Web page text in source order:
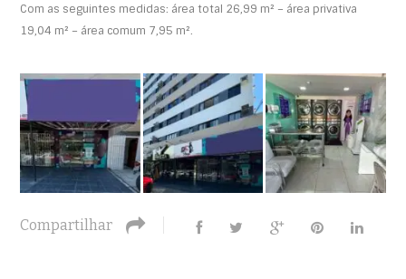
Com as seguintes medidas: área total 26,99 m² – área privativa
19,04 m² – área comum 7,95 m².
Compartilhar